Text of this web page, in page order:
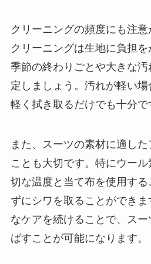
クリーニングの頻度にも注
クリーニングは生地に負担を
季節の終わりごとや大きな
定しましょう。汚れが軽い
軽く拭き取るだけでも十分で
また、スーツの素材に適し
ことも大切です。特にウー
切な温度と当て布を使用す
ずにシワを取ることができ
なケアを続けることで、ス
ばすことが可能になります。